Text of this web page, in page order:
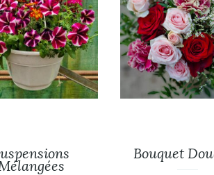
Bouquet